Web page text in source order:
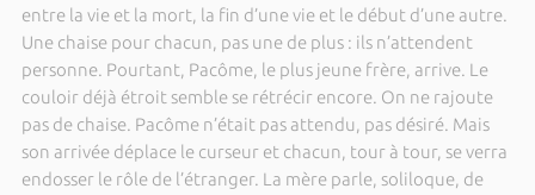
entre la vie et la mort, la fin d’une vie et le début d’une autre.
Une chaise pour chacun, pas une de plus : ils n’attendent
personne. Pourtant, Pacôme, le plus jeune frère, arrive. Le
couloir déjà étroit semble se rétrécir encore. On ne rajoute
pas de chaise. Pacôme n’était pas attendu, pas désiré. Mais
son arrivée déplace le curseur et chacun, tour à tour, se verra
endosser le rôle de l’étranger. La mère parle, soliloque, de